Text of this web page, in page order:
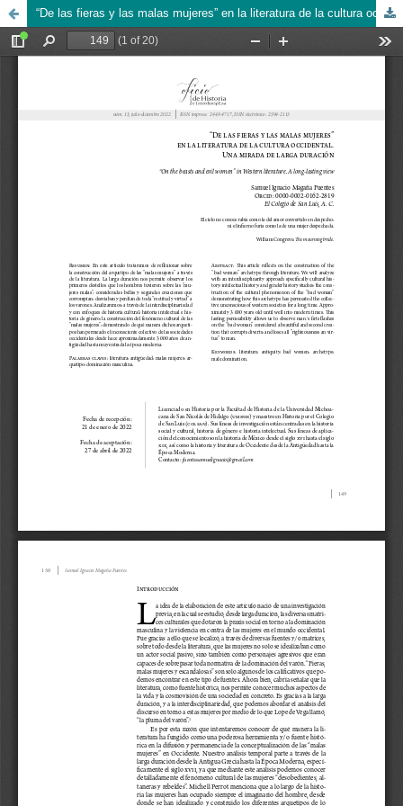
“De las fieras y las malas mujeres” en la literatura de la cultura occidental. Una mirada de larga duración